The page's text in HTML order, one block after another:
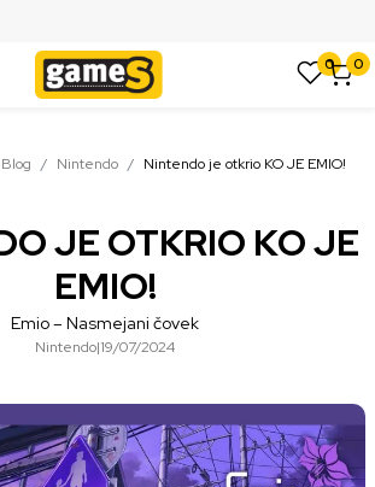
0 0
Blog Nintendo Nintendo je otkrio KO JE EMIO!
JE OTKRIO KO JE
EMIO!
Emio – Nasmejani čovek
Nintendo|19/07/2024